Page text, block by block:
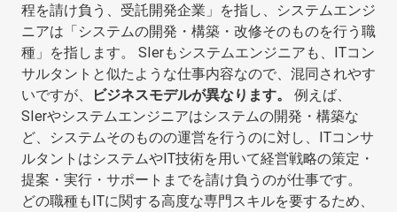
程を請け負う、受託開発企業」を指し、システムエンジ
ニアは「システムの開発・構築・改修そのものを行う職
種」を指します。 SIerもシステムエンジニアも、ITコン
サルタントと似たような仕事内容なので、混同されやす
いですが、
ビジネスモデルが異なります。
例えば、
SIerやシステムエンジニアはシステムの開発・構築な
ど、システムそのものの運営を行うのに対し、ITコンサ
ルタントはシステムやIT技術を用いて経営戦略の策定・
提案・実行・サポートまでを請け負うのが仕事です。
どの職種もITに関する高度な専門スキルを要するため、